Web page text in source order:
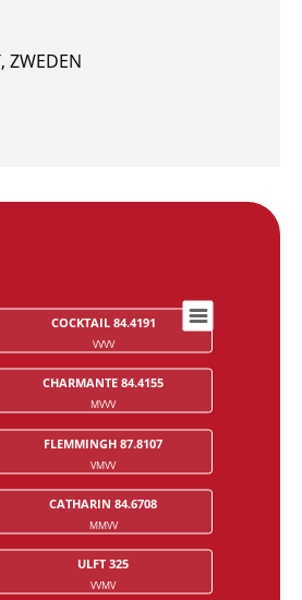
ZWEDEN
COCKTAIL 84.4191
VVVV
CHARMANTE 84.4155
MVVV
FLEMMINGH 87.8107
VMVV
CATHARIN 84.6708
MMVV
ULFT 325
VVMV